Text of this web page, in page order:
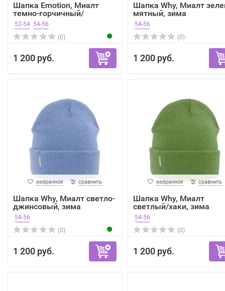
Шапка Emotion, Миалт
темно-горчичный/
черный...
52-54 54-56
(0)
1 200 руб.
Шапка Why, Миалт
мятный, зима
54-56
(0)
1 200 руб.
избранное сравнить
Шапка Why, Миалт светло-
джинсовый, зима
54-56
(0)
1 200 руб.
избранное сравнить
Шапка Why, Миалт
светлый/хаки, зима
54-56
(0)
1 200 руб.